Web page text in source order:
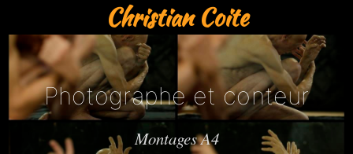
Christian Coite
Photographe et conteur
Montages A4